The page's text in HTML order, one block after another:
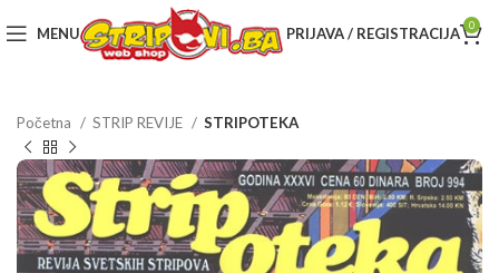
MENU PRIJAVA / REGISTRACIJA 0
Početna STRIP REVIJE STRIPOTEKA